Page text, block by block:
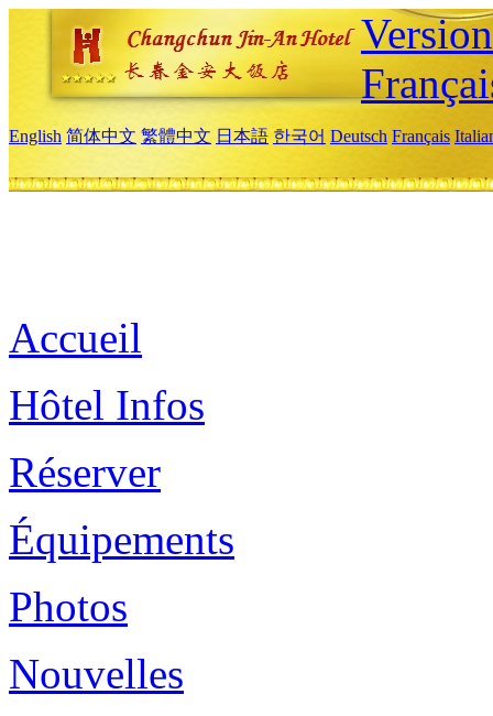
English 简体中文 繁體中文 日本語 한국어 Deutsch Français
Accueil
Hôtel Infos
Réserver
Équipements
Photos
Nouvelles